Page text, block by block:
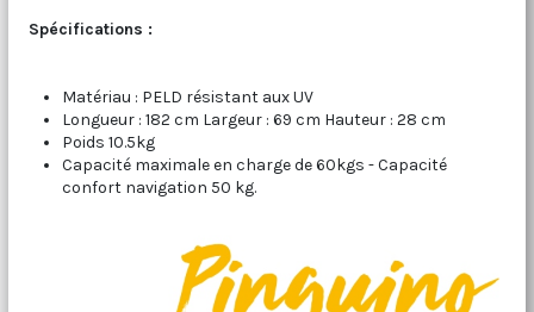
Spécifications :
Matériau : PELD résistant aux UV
Longueur : 182 cm Largeur : 69 cm Hauteur : 28 cm
Poids 10.5kg
Capacité maximale en charge de 60kgs - Capacité
confort navigation 50 kg.